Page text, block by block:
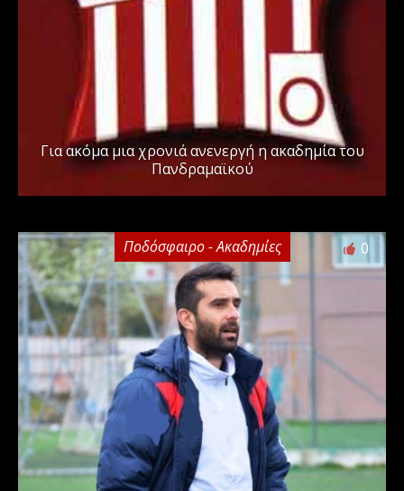
Για ακόμα μια χρονιά ανενεργή η ακαδημία του
Πανδραμαϊκού
Ποδόσφαιρο - Ακαδημίες 0